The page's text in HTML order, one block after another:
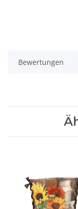
Bewertungen